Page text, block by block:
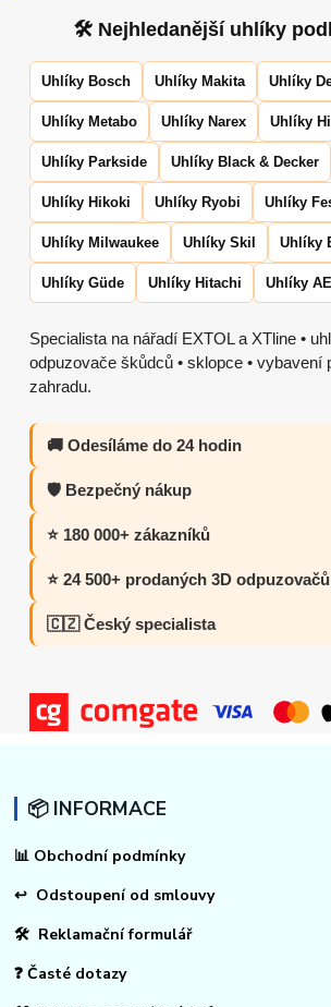
🛠 Nejhledanější uhlíky
Uhlíky Bosch Uhlíky Makita Uhlíky
Uhlíky Metabo Uhlíky Narex Uhlíky
Uhlíky Parkside Uhlíky Black & Decker
Uhlíky Hikoki Uhlíky Ryobi Uhlíky
Uhlíky Milwaukee Uhlíky Skil Uhlíky
Uhlíky Güde Uhlíky Hitachi Uhlíky
Specialista na nářadí EXTOL a XTline •
odpuzovače škůdců • sklopce • vybavení
zahradu.
🚚 Odesíláme do 24 hodin
🛡️ Bezpečný nákup
⭐ 180 000+ zákazníků
⭐ 24 500+ prodaných 3D odpuzovačů
🇨🇿 Český specialista
📦 INFORMACE
📊 Obchodní podmínky
↩ Odstoupení od smlouvy
🛠 Reklamační formulář
❓ Časté dotazy